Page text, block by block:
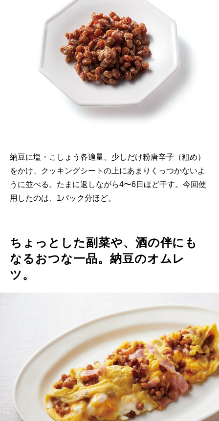
納豆に塩・こしょう各適量、少しだけ粉唐辛子（粗め）
をかけ、クッキングシートの上にあまりくっつかないよ
うに並べる。たまに返しながら4〜6日ほど干す。今回使
用したのは、1パック分ほど。
ちょっとした副菜や、酒の伴にも
なるおつな一品。納豆のオムレ
ツ。